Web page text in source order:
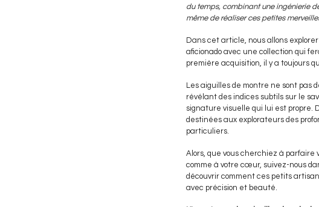
du temps, combinant une ingénierie
même de réaliser ces petites
Dans cet article, nous allons
aficionado avec une collection qui
première acquisition, il y a toujours
Les aiguilles de montre ne sont pas
révélant des indices subtils sur le
signature visuelle qui lui est propre.
destinées aux explorateurs des
particuliers.
Alors, que vous cherchiez à parfaire
comme à votre cœur, suivez-nous
découvrir comment ces petits
avec précision et beauté.